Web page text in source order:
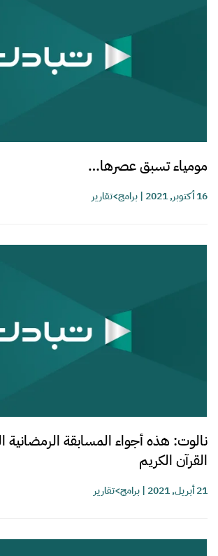
مومياء تسبق عصرها…
16 أكتوبر, 2021 |برامج>تقارير
نالوت: هذه أجواء المسابقة الرمضانية
القرآن الكريم
21 أبريل, 2021 |برامج>تقارير